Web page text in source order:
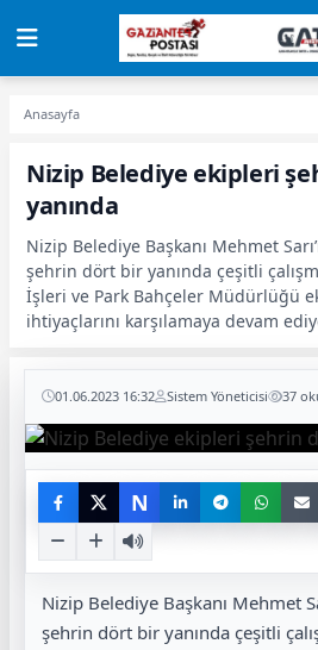
Anasayfa
Nizip Belediye ekipleri
yanında
Nizip Belediye Başkanı Mehmet
şehrin dört bir yanında çeşitli
İşleri ve Park Bahçeler Müdürlüğü
ihtiyaçlarını karşılamaya devam
01.06.2023 16:32 Sistem Yöneticisi 37
N
Nizip Belediye Başkanı Mehmet
şehrin dört bir yanında çeşitli